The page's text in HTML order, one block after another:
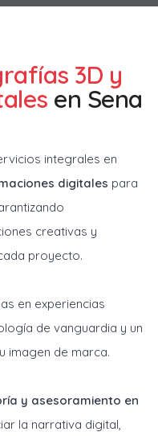
3D y
en Sena
integrales en
digitales para
creativas y
proyecto.
en experiencias
de vanguardia y un
imagen de marca.
y asesoramiento en
la narrativa digital,